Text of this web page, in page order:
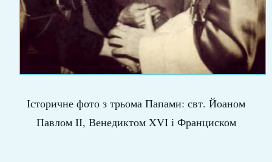
Історичне фото з трьома Папами: свт. Йоаном
Павлом ІІ, Венедиктом XVI і Франциском